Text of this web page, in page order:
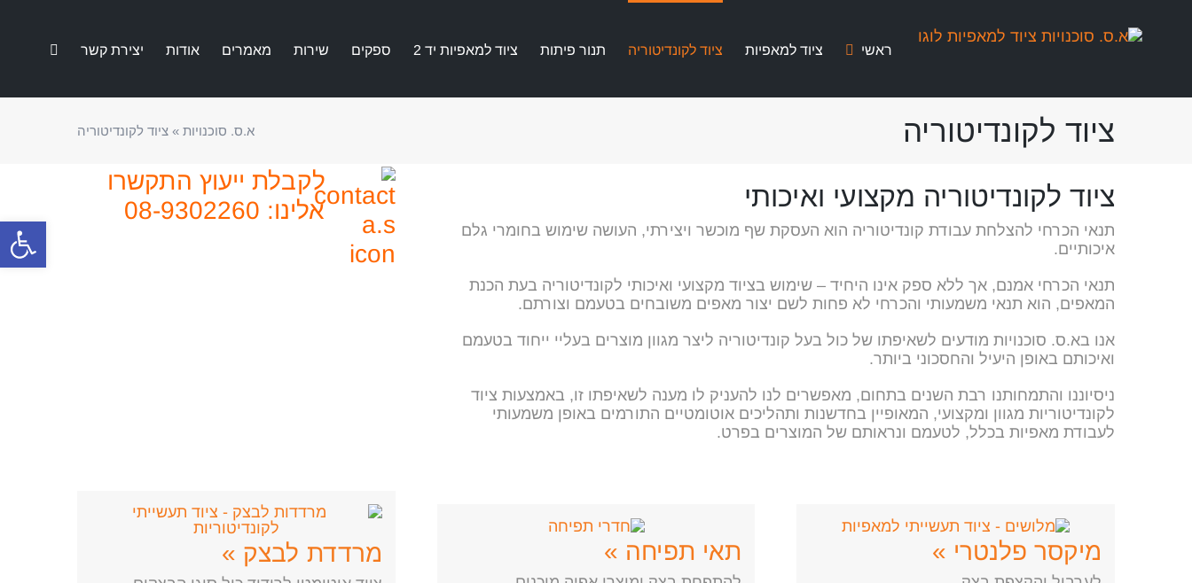
פתח
ראשי ציוד למאפיות ציוד לקונדיטוריה תנור פיתות ציוד למאפיות יד 2 ספקים שירות מאמרים אודות יצירת קשר
ציוד לקונדיטוריה א.ס. סוכנויות » ציוד לקונדיטוריה
ציוד לקונדיטוריה מקצועי ואיכותי
תנאי הכרחי להצלחת עבודת קונדיטוריה הוא העסקת שף מוכשר ויצירתי, העושה שימוש בחומרי גלם
איכותיים.
תנאי הכרחי אמנם, אך ללא ספק אינו היחיד – שימוש בציוד מקצועי ואיכותי לקונדיטוריה בעת הכנת
המאפים, הוא תנאי משמעותי והכרחי לא פחות לשם יצור מאפים משובחים בטעמם וצורתם.
אנו בא.ס. סוכנויות מודעים לשאיפתו של כול בעל קונדיטוריה ליצר מגוון מוצרים בעליי ייחוד בטעמם
ואיכותם באופן היעיל והחסכוני ביותר.
ניסיוננו והתמחותנו רבת השנים בתחום, מאפשרים לנו להעניק לו מענה לשאיפתו זו, באמצעות ציוד
לקונדיטוריות מגוון ומקצועי, המאופיין בחדשנות ותהליכים אוטומטיים התורמים באופן משמעותי
לעבודת מאפיות בכלל, לטעמם ונראותם של המוצרים בפרט.
לקבלת ייעוץ התקשרו
אלינו: 08-9302260
מיקסר פלנטרי » תאי תפיחה » מרדדת לבצק »